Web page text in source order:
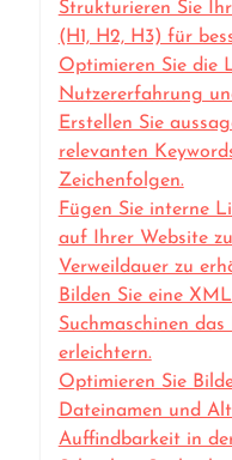
Strukturieren Sie
(H1, H2, H3) für
Optimieren Sie die
Nutzererfahrung
Erstellen Sie
relevanten
Zeichenfolgen.
Fügen Sie interne
auf Ihrer Website
Verweildauer zu
Bilden Sie eine
Suchmaschinen
erleichtern.
Optimieren Sie
Dateinamen und
Auffindbarkeit in